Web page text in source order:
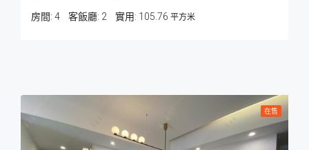
房間: 4 客飯廳: 2 105.76 平方米
在售